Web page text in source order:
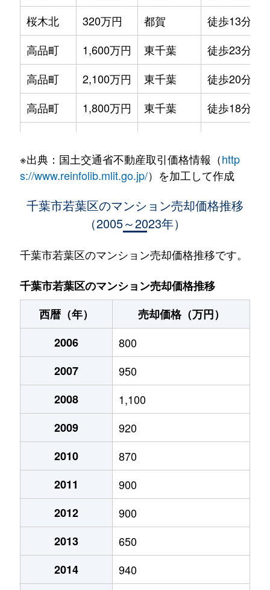
桜木北
320万円 都賀 徒歩13分
高品町
1,600万円 東千葉 徒歩23分
高品町
2,100万円 東千葉 徒歩20分
高品町
1,800万円 東千葉 徒歩18分
千城台北
1,600万円 千城台北 徒歩5分
910万円 都賀
西都賀
2,200万円 都賀 徒歩8分
みつわ台
480万円 都賀 徒歩45分
みつわ台
50万円 みつわ台 徒歩5分
みつわ台
530万円
みつわ台
250万円
みつわ台
500万円 みつわ台
若松町
1,700万円
若松町
1,600万円
※出典：国土交通省不動産取引価格情報（http
s://www.reinfolib.mlit.go.jp/）を加工して作成
千葉市若葉区のマンション売却価格推移
（2005～2023年）
千葉市若葉区のマンション売却価格推移です。
千葉市若葉区のマンション売却価格推移
西暦（年）
売却価格（万円）
2006
800
2007
950
2008
1,100
2009
920
2010
870
2011
900
2012
900
2013
650
2014
940